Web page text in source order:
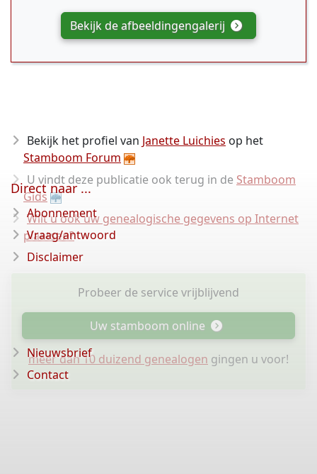
Bekijk de afbeeldingengalerij
Bekijk het profiel van Janette Luichies op het
Stamboom Forum
U vindt deze publicatie ook terug in de Stamboom
Gids
Wilt u ook uw genealogische gegevens op Internet
plaatsen?
Probeer de service vrijblijvend
Uw stamboom online
meer dan 10 duizend genealogen gingen u voor!
Direct naar ...
Abonnement
Vraag/antwoord
Disclaimer
Nieuwsbrief
Contact